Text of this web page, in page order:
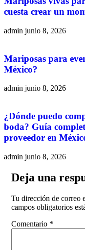
cuesta crear un
admin junio 8, 2026
Mariposas para
México?
admin junio 8, 2026
¿Dónde puedo
boda? Guía
proveedor en
admin junio 8, 2026
Deja una
Tu dirección de correo
campos obligatorios
Comentario *